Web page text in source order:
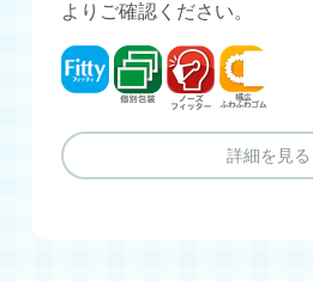
よりご確認ください。
フィッティ個別包装ノーズフィッ
詳細を見る